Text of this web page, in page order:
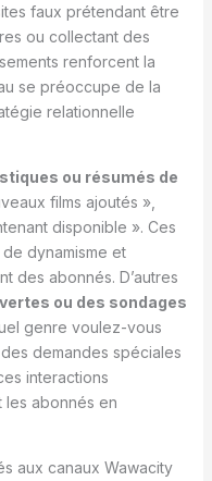
faux prétendant être
ou collectant des
renforcent la
se préoccupe de la
relationnelle
ou résumés de
films ajoutés »,
disponible ». Ces
dynamisme et
des abonnés. D’autres
ou des sondages
genre voulez-vous
demandes spéciales
interactions
les abonnés en
aux canaux Wawacity